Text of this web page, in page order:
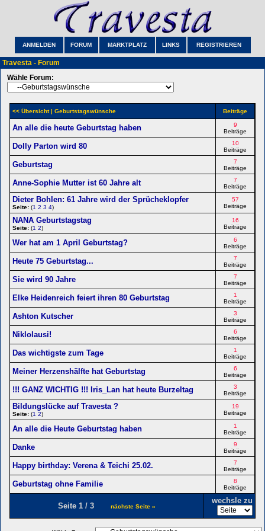
ANMELDEN FORUM MARKTPLATZ LINKS REGISTRIEREN
Travesta - Forum
Wähle Forum:
<< Übersicht| Geburtstagswünsche Beiträge
An alle die heute Geburtstag haben
9
Beiträge
Dolly Parton wird 80
10
Beiträge
Geburtstag
7
Beiträge
Anne-Sophie Mutter ist 60 Jahre alt
7
Beiträge
Dieter Bohlen: 61 Jahre wird der Sprücheklopfer
Seite: (1 2 3 4)
57
Beiträge
NANA Geburtstagstag
Seite: (1 2)
16
Beiträge
Wer hat am 1 April Geburtstag?
6
Beiträge
Heute 75 Geburtstag...
7
Beiträge
Sie wird 90 Jahre
7
Beiträge
Elke Heidenreich feiert ihren 80 Geburtstag
1
Beiträge
Ashton Kutscher
3
Beiträge
Niklolausi!
6
Beiträge
Das wichtigste zum Tage
1
Beiträge
Meiner Herzenshälfte hat Geburtstag
6
Beiträge
!!! GANZ WICHTIG !!! Iris_Lan hat heute Burzeltag
3
Beiträge
Bildungslücke auf Travesta ?
Seite: (1 2)
19
Beiträge
An alle die Heute Geburtstag haben
1
Beiträge
Danke
9
Beiträge
Happy birthday: Verena & Teichi 25.02.
7
Beiträge
Geburtstag ohne Familie
8
Beiträge
Seite 1 / 3 nächste Seite »
wechsle zu